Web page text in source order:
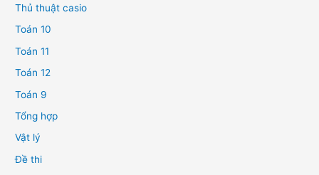
Thủ thuật casio
Toán 10
Toán 11
Toán 12
Toán 9
Tổng hợp
Vật lý
Đề thi